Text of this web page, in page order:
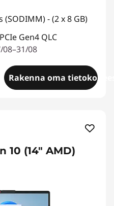
(SODIMM) - (2 x 8 GB)
Gen4 QLC
08
Rakenna oma
10 (14" AMD)